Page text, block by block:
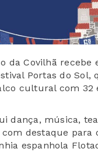
da Covilhã recebe
Portas do Sol,
cultural com 32
dança, música,
destaque para
espanhola